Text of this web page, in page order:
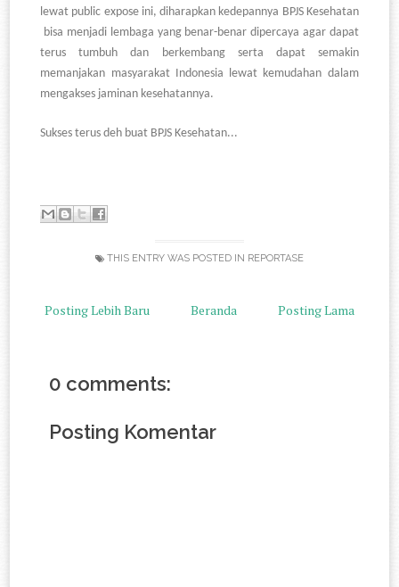
lewat public expose ini, diharapkan kedepannya BPJS Kesehatan
bisa menjadi lembaga yang benar-benar dipercaya agar dapat
terus tumbuh dan berkembang serta dapat semakin
memanjakan masyarakat Indonesia lewat kemudahan dalam
mengakses jaminan kesehatannya.
Sukses terus deh buat BPJS Kesehatan...
THIS ENTRY WAS POSTED IN REPORTASE
Posting Lebih Baru Posting Lama
Beranda
0 comments:
Posting Komentar